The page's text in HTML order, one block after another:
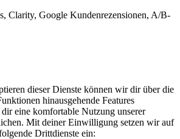
Clarity, Google Kundenrezensionen, A/B-
dieser Dienste können wir dir über die
hinausgehende Features
eine komfortable Nutzung unserer
Mit deiner Einwilligung setzen wir auf
Drittdienste ein: